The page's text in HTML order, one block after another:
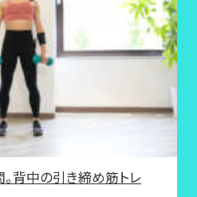
背中の引き締め筋トレ